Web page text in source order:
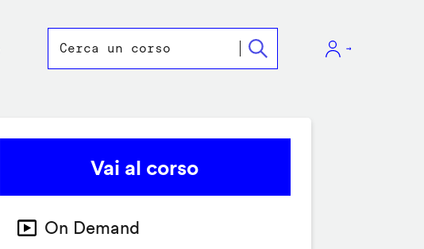
Vai al corso
On Demand